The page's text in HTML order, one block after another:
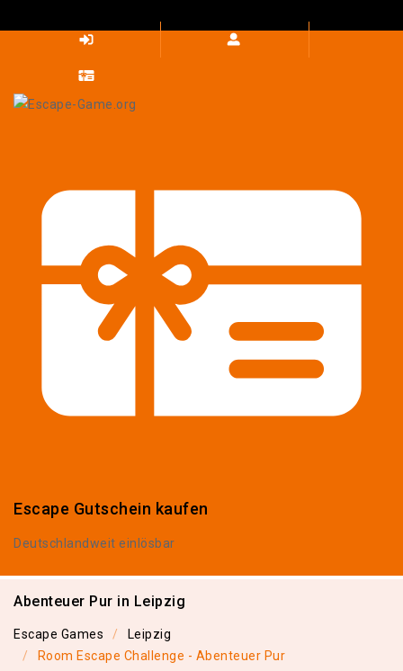
Escape Gutschein kaufen
Deutschlandweit einlösbar
Abenteuer Pur in Leipzig
Escape Games
Leipzig
Room Escape Challenge - Abenteuer Pur